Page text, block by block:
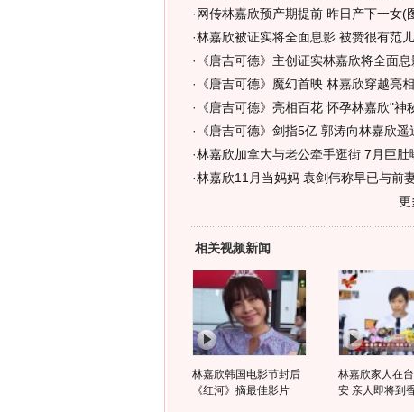
·网传林嘉欣预产期提前 昨日产下一女(
·林嘉欣被证实将全面息影 被赞很有范
· 《唐吉可德》主创证实林嘉欣将全面息
· 《唐吉可德》魔幻首映 林嘉欣穿越亮
· 《唐吉可德》亮相百花 怀孕林嘉欣"神
· 《唐吉可德》剑指5亿 郭涛向林嘉欣遥
·林嘉欣加拿大与老公牵手逛街 7月巨肚
·林嘉欣11月当妈妈 袁剑伟称早已与前
更
相关视频新闻
林嘉欣韩国电影节封后
《红河》摘最佳影片
林嘉欣家人在
安 亲人即将到